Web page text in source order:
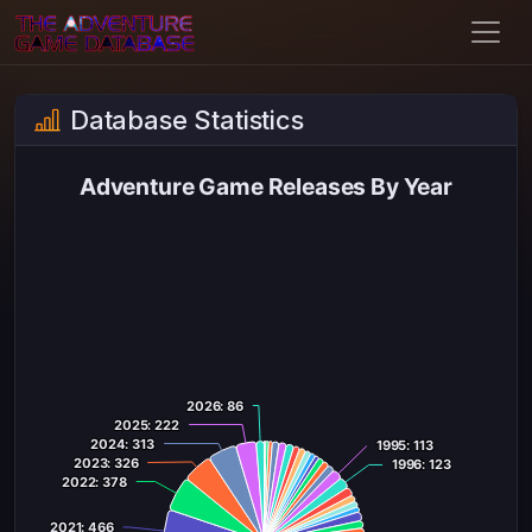
Database Statistics
Adventure Game Releases By Year
Adventure Game Releases By Year
1995: 113
1995: 113
1996: 123
1996: 123
2021: 466
2021: 466
2022: 378
2022: 378
2023: 326
2023: 326
2024: 313
2024: 313
2025: 222
2025: 222
2026: 86
2026: 86